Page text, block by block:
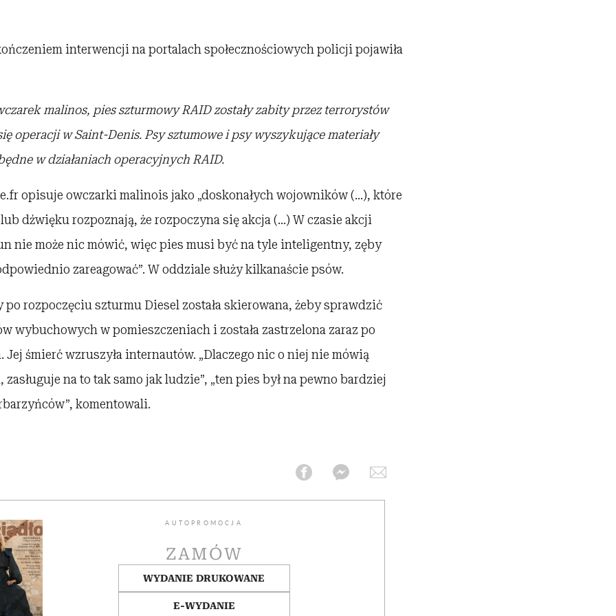
interwencji na portalach społecznościowych policji pojawiła
malinos, pies szturmowy RAID zostały zabity przez terrorystów
operacji w Saint-Denis. Psy sztumowe i psy wyszykujące materiały
w działaniach operacyjnych RAID.
opisuje owczarki malinois jako „doskonałych wojowników (…), które
dźwięku rozpoznają, że rozpoczyna się akcja (…) W czasie akcji
nie może nic mówić, więc pies musi być na tyle inteligentny, zęby
zareagować”. W oddziale służy kilkanaście psów.
po rozpoczęciu szturmu Diesel została skierowana, żeby sprawdzić
wybuchowych w pomieszczeniach i została zastrzelona zaraz po
Jej śmierć wzruszyła internautów. „Dlaczego nic o niej nie mówią
na to tak samo jak ludzie”, „ten pies był na pewno bardziej
komentowali.
AUTOPROMOCJA
ZAMÓW
WYDANIE DRUKOWANE
E-WYDANIE